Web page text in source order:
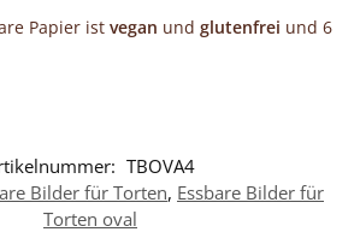
Papier ist vegan und glutenfrei und 6
TBOVA4
Bilder für Torten, Essbare Bilder für
Torten oval